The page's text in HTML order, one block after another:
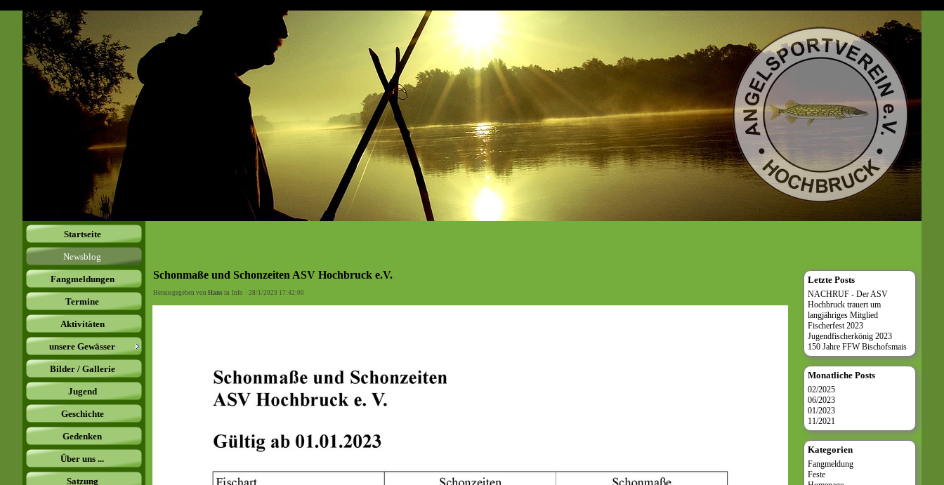
Startseite
Newsblog
Fangmeldungen
Termine
Aktivitäten
unsere Gewässer
Bilder / Gallerie
Jugend
Geschichte
Gedenken
Über uns ...
Satzung
Schonmaße und Schonzeiten ASV Hochbruck e.V.
Herausgegeben von Hans in Info · 28/1/2023 17:42:00
Letzte Posts
NACHRUF - Der ASV
Hochbruck trauert um
langjähriges Mitglied
Fischerfest 2023
Jugendfischerkönig 2023
150 Jahre FFW Bischofsmais
Monatliche Posts
02/2025
06/2023
01/2023
11/2021
Kategorien
Fangmeldung
Feste